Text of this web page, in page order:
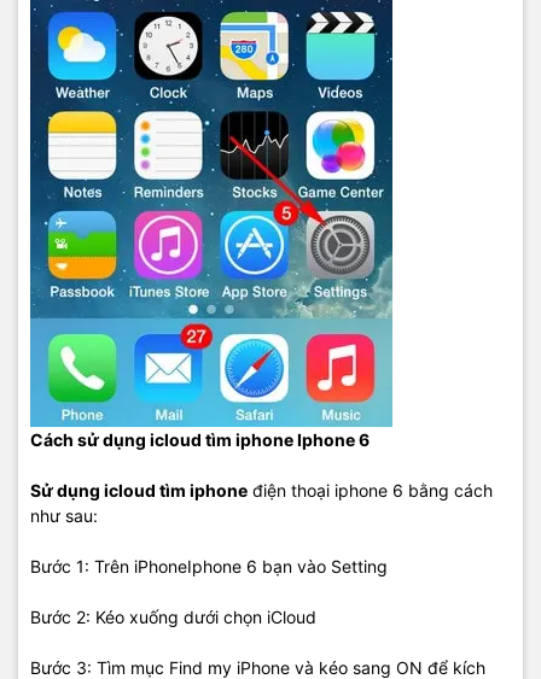
Cách sử dụng icloud tìm iphone Iphone 6
Sử dụng icloud tìm iphone điện thoại iphone 6 bằng cách
như sau:
Bước 1: Trên iPhoneIphone 6 bạn vào Setting
Bước 2: Kéo xuống dưới chọn iCloud
Bước 3: Tìm mục Find my iPhone và kéo sang ON để kích